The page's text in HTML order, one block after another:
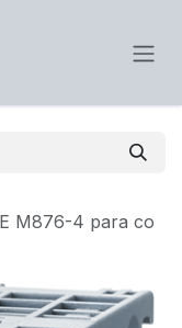
M876-4 para co